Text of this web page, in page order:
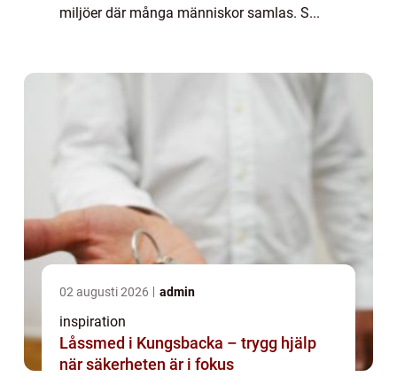
miljöer där många människor samlas. S...
02 augusti 2026 admin
inspiration
Låssmed i Kungsbacka – trygg hjälp
när säkerheten är i fokus